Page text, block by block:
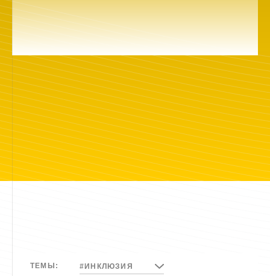
Здесь вы найдете более 500 вдохновляющих
киноработ про то, что волнует каждого: жить
в прекрасном мире, быть любимым и
защищённым, иметь друзей, быть понятым,
найти своё место в жизни, иметь силы
ТЕМЫ: #ИНКЛЮЗИЯ